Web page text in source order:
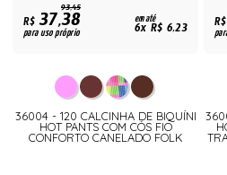
93,45
R$37,38
para uso próprio
em até
6x R$ 6,23
36004 - 120 CALCINHA DE BIQUÍNI
HOT PANTS COM CÓS FIO
CONFORTO CANELADO FOLK
R$